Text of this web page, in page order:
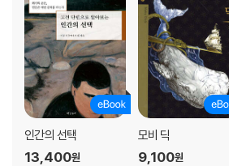
제28장 에이해브 선장 197
제29장 에이해브 등장, 이어서 스터브 등장
제30장 파이프 205
제31장 매브 여왕 207
제32장 고래학 209
제33장 작살잡이장 226
제34장 선장실의 식탁 229
인간의 선택
13,400원
모비 딕
9,100원